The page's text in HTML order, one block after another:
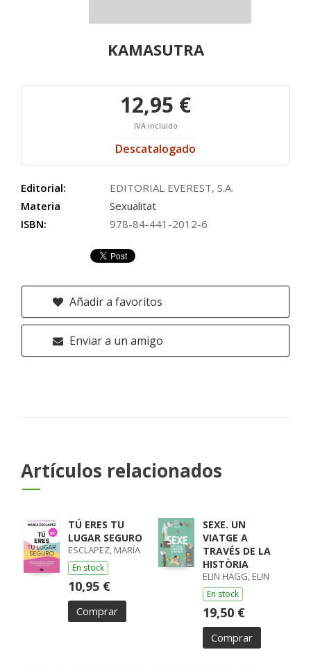
KAMASUTRA
12,95 €
IVA incluido
Descatalogado
Editorial:
EDITORIAL EVEREST, S.A.
Materia
Sexualitat
ISBN:
978-84-441-2012-6
Añadir a favoritos
Enviar a un amigo
Artículos relacionados
TÚ ERES TU
LUGAR SEGURO
ESCLAPEZ, MARÍA
En stock
10,95 €
Comprar
SEXE. UN
VIATGE A
TRAVÉS DE LA
HISTÒRIA
ELIN HÄGG, ELIN
En stock
19,50 €
Comprar